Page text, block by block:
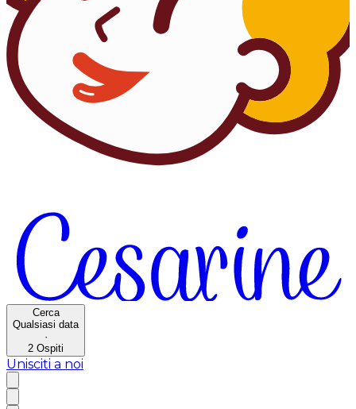
Cerca
Qualsiasi data
·
2 Ospiti
Unisciti a noi